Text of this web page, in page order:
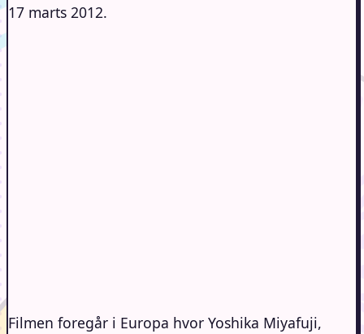
17 marts 2012.
Filmen foregår i Europa hvor Yoshika Miyafuji,